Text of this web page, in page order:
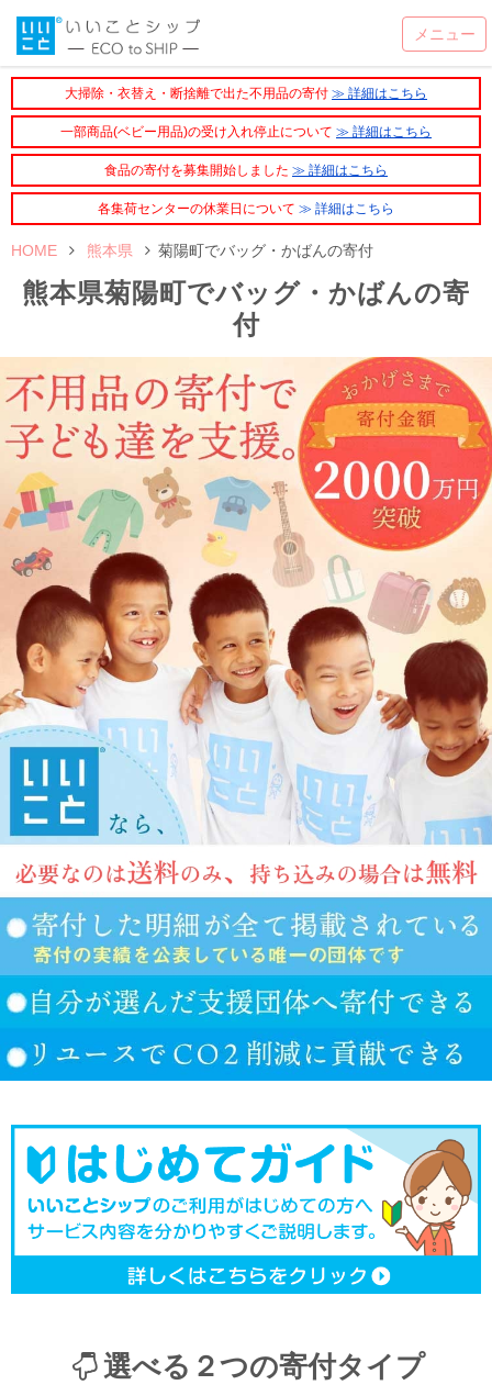
大掃除・衣替え・断捨離で出た不用品の寄付 ≫ 詳細はこちら
一部商品(ベビー用品)の受け入れ停止について ≫ 詳細はこちら
食品の寄付を募集開始しました ≫ 詳細はこちら
各集荷センターの休業日について ≫ 詳細はこちら
HOME 熊本県 菊陽町でバッグ・かばんの寄付
熊本県菊陽町でバッグ・かばんの寄
付
選べる２つの寄付タイプ